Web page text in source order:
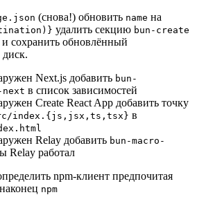
(снова!) обновить name на
удалить секцию bun-create
и сохранить обновлённый
диск.
Next.js добавить bun-
next в список зависимостей
Create React App добавить точку
index.{js,jsx,ts,tsx} в
Relay добавить bun-macro-
Relay работал
npm-клиент предпочитая
npm